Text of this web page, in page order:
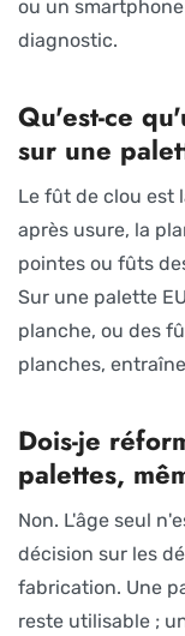
ou un
diagnostic.
Qu'est-ce
sur une
Le fût de clou est
après usure, la
pointes ou fûts
Sur une palette
planche, ou des
planches,
Dois-je
palettes,
Non. L'âge seul
décision sur les
fabrication. Une
reste utilisable ;